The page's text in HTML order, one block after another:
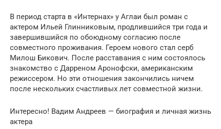
В период старта в «Интернах» у Аглаи был роман с
актером Ильей Глинниковым, продлившийся три года и
завершившийся по обоюдному согласию после
совместного проживания. Героем нового стал серб
Милош Бикович. После расставания с ним состоялось
знакомство с Дарреном Аронофски, американским
режиссером. Но эти отношения закончились ничем
после нескольких счастливых лет совместной жизни.
Интересно! Вадим Андреев — биография и личная жизнь
актера